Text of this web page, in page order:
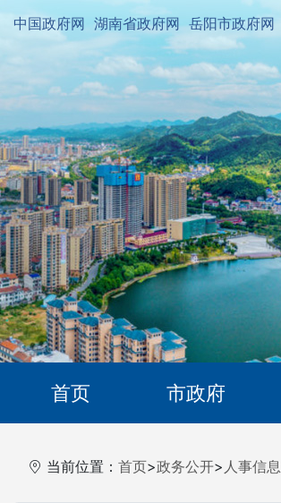
中国政府网 湖南省政府网 岳阳市政府网
首页 市政府
当前位置： 首页>政务公开> 人事信息